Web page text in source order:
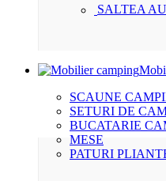
SALTEA
SCAUNE
SETURI DE
BUCATARIE
MESE
PATURI